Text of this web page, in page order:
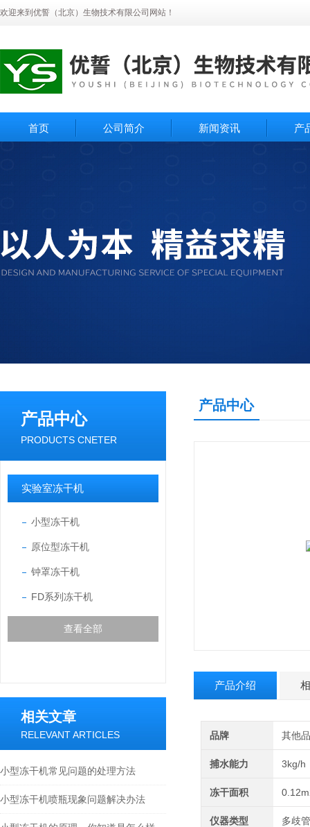
欢迎来到优誓（北京）生物技术有限公司网站！
首页 公司简介 新闻资讯 产
产品中心
PRODUCTS CNETER
实验室冻干机
小型冻干机
原位型冻干机
钟罩冻干机
FD系列冻干机
查看全部
相关文章
RELEVANT ARTICLES
小型冻干机常见问题的处理方法
小型冻干机喷瓶现象问题解决办法
产品中心
产品介绍
品牌 其他
捕水能力 3kg/h
冻干面积
仪器类型 多歧